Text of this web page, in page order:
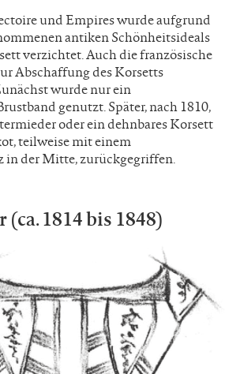
und Empires wurde aufgrund
antiken Schönheitsideals
verzichtet. Auch die französische
Abschaffung des Korsetts
wurde nur ein
genutzt. Später, nach 1810,
oder ein dehnbares Korsett
teilweise mit einem
in der Mitte, zurückgegriffen.
1814 bis 1848)